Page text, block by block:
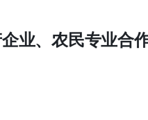
业、农民专业合